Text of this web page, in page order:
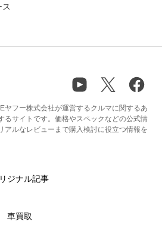
ヤフー株式会社が運営するクルマに関するあ
るサイトです。価格やスペックなどの公式情
アルなレビューまで購入検討に役立つ情報を
ジナル記事
車買取